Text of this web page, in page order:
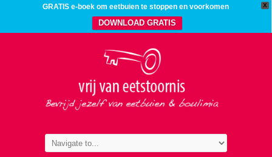
X
GRATIS e-boek om eetbuien te stoppen en voorkomen
DOWNLOAD GRATIS